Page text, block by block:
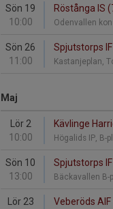
Sön 19
10:00
Röstånga IS
Odenvallen
Sön 26
11:00
Spjutstorps
Kastanjeplan,
Maj
Lör 2
10:00
Kävlinge
Högalids IP, B-
Sön 10
13:00
Spjutstorps
Bäckavallen B-
Lör 23
Veberöds